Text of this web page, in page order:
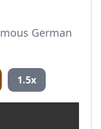
German
1.5x